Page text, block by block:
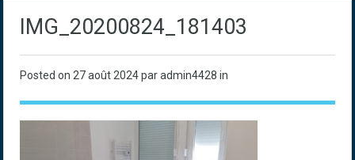
IMG_20200824_181403
Posted on 27 août 2024par admin4428 in